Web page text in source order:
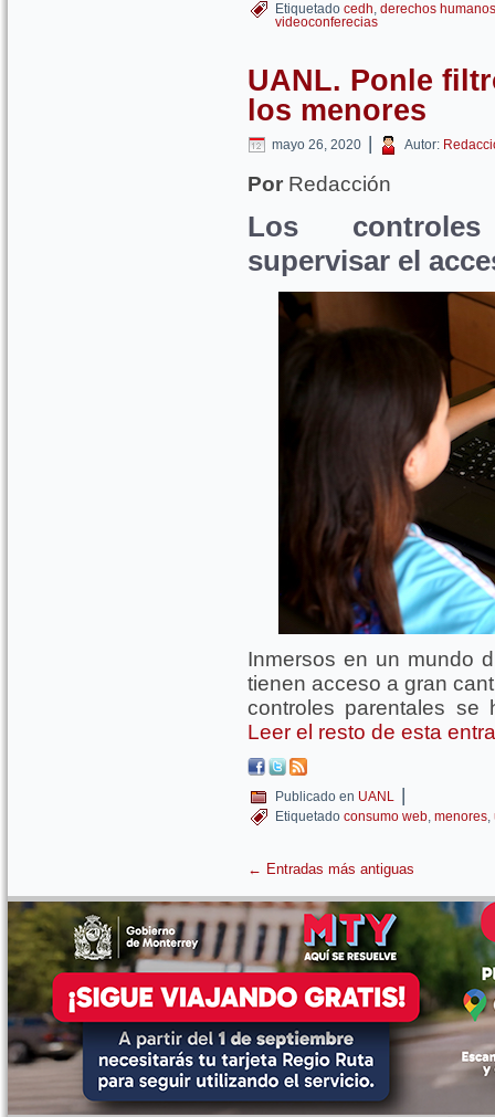
Etiquetado cedh, derechos humanos
videoconferecias
UANL. Ponle
los menores
mayo 26, 2020 | Autor:
Por Redacción
Los
supervisar el
Inmersos en un mundo
tienen acceso a gran
controles parentales se
Leer el resto de esta
Publicado en UANL |
Etiquetado consumo web, menores,
← Entradas más antiguas